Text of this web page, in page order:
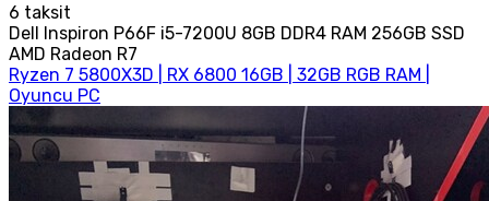
6 taksit
Dell Inspiron P66F i5-7200U 8GB DDR4 RAM 256GB SSD
AMD Radeon R7
Ryzen 7 5800X3D | RX 6800 16GB | 32GB RGB RAM |
Oyuncu PC